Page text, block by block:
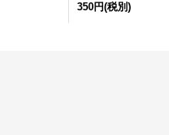
350円(税別)